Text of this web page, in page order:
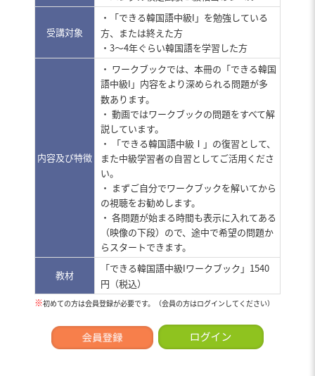
受講対象
・「できる韓国語中級 」を勉強している
方、または終えた方
・3～4年ぐらい韓国語を学習した方
内容及び特徴
・ ワークブックでは、本冊の「できる韓国
語中級 」内容をより深められる問題が多
数あります。
・ 動画ではワークブックの問題をすべて解
説しています。
・ 「できる韓国語中級Ⅰ」の復習として、
また中級学習者の自習としてご活用くださ
い。
・ まずご自分でワークブックを解いてから
の視聴をお勧めします。
・ 各問題が始まる時間も表示に入れてある
（映像の下段）ので、途中で希望の問題か
らスタートできます。
教材
「できる韓国語中級 ワークブック」1540
円（税込）
※初めての方は会員登録が必要です。（会員の方はログインしてください）